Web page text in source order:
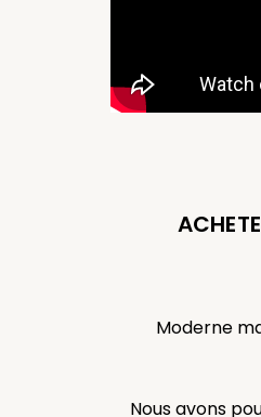
Moderne
Nous avons